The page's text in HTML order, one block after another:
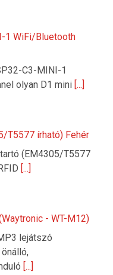
1 WiFi/Bluetooth
C3-MINI-1
olyan D1 mini [...]
T5577 írható) Fehér
(EM4305/T5577
[...]
- WT-M12)
lejátszó
[...]